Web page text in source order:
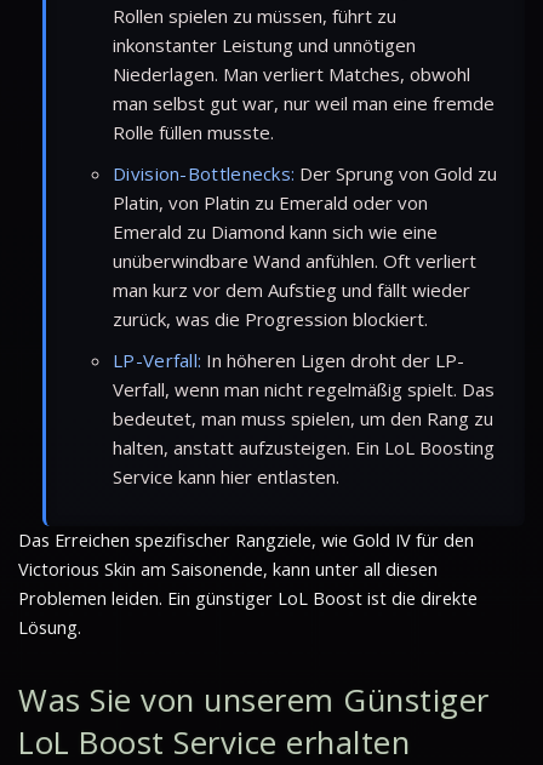
Rollen spielen zu müssen, führt zu
inkonstanter Leistung und unnötigen
Niederlagen. Man verliert Matches, obwohl
man selbst gut war, nur weil man eine fremde
Rolle füllen musste.
Division-Bottlenecks: Der Sprung von Gold zu
Platin, von Platin zu Emerald oder von
Emerald zu Diamond kann sich wie eine
unüberwindbare Wand anfühlen. Oft verliert
man kurz vor dem Aufstieg und fällt wieder
zurück, was die Progression blockiert.
LP-Verfall: In höheren Ligen droht der LP-
Verfall, wenn man nicht regelmäßig spielt. Das
bedeutet, man muss spielen, um den Rang zu
halten, anstatt aufzusteigen. Ein LoL Boosting
Service kann hier entlasten.
Das Erreichen spezifischer Rangziele, wie Gold IV für den
Victorious Skin am Saisonende, kann unter all diesen
Problemen leiden. Ein günstiger LoL Boost ist die direkte
Lösung.
Was Sie von unserem Günstiger
LoL Boost Service erhalten